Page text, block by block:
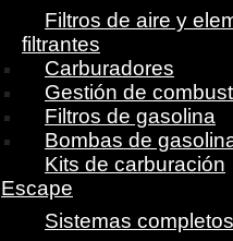
Filtros de aire y
filtrantes
Carburadores
Gestión de
Filtros de gasolina
Bombas de
Kits de carburación
Escape
Sistemas completos